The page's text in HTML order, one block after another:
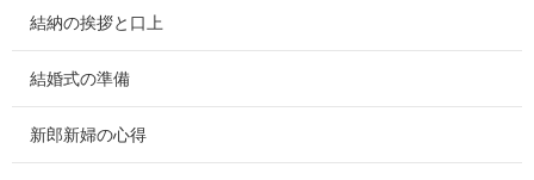
結納の挨拶と口上
結婚式の準備
新郎新婦の心得